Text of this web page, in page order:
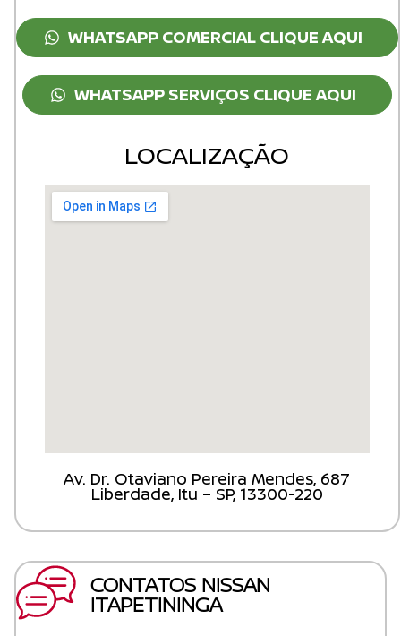
WHATSAPP COMERCIAL CLIQUE AQUI
WHATSAPP SERVIÇOS CLIQUE AQUI
LOCALIZAÇÃO
Av. Dr. Otaviano Pereira Mendes, 687
Liberdade, Itu – SP, 13300-220
CONTATOS NISSAN
ITAPETININGA